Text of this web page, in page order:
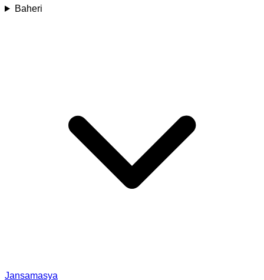
Baheri
Jansamasya